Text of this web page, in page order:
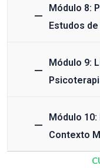
Módulo 8:
Estudos de
Módulo 9:
Módulo
Contexto